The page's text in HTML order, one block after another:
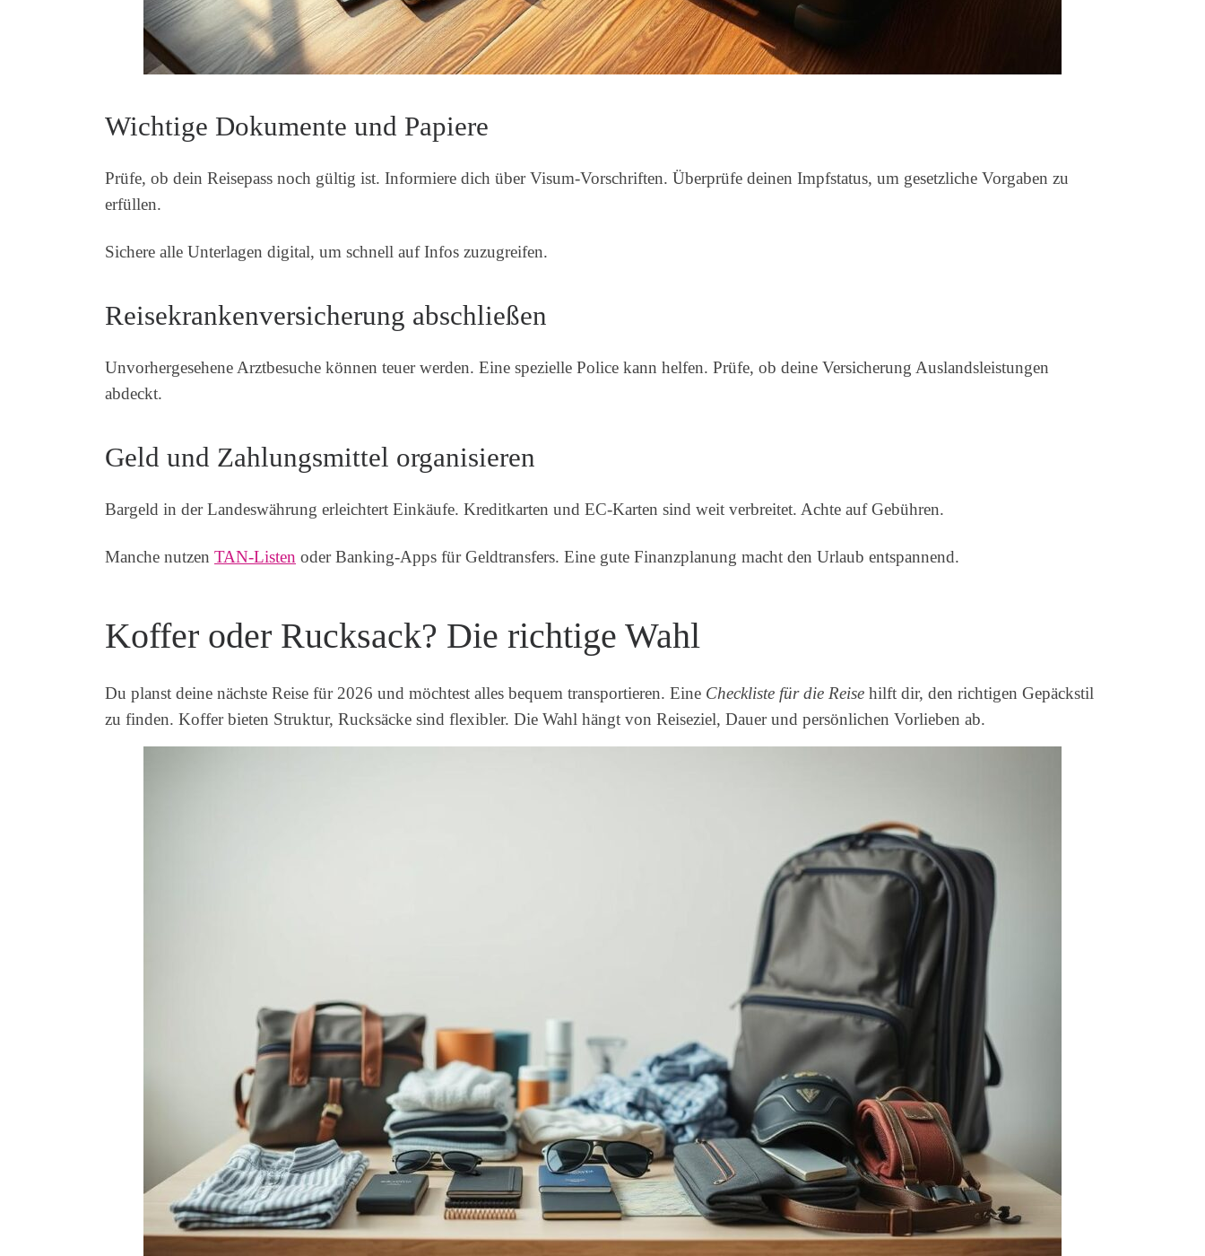
Wichtige Dokumente und Papiere
Prüfe, ob dein Reisepass noch gültig ist. Informiere dich über Visum-Vorschriften. Überprüfe deinen Impfstatus, um gesetzliche Vorgaben zu
erfüllen.
Sichere alle Unterlagen digital, um schnell auf Infos zuzugreifen.
Reisekrankenversicherung abschließen
Unvorhergesehene Arztbesuche können teuer werden. Eine spezielle Police kann helfen. Prüfe, ob deine Versicherung Auslandsleistungen
abdeckt.
Geld und Zahlungsmittel organisieren
Bargeld in der Landeswährung erleichtert Einkäufe. Kreditkarten und EC-Karten sind weit verbreitet. Achte auf Gebühren.
Manche nutzen TAN-Listen oder Banking-Apps für Geldtransfers. Eine gute Finanzplanung macht den Urlaub entspannend.
Koffer oder Rucksack? Die richtige Wahl
Du planst deine nächste Reise für 2026 und möchtest alles bequem transportieren. Eine Checkliste für die Reise hilft dir, den richtigen Gepäckstil
zu finden. Koffer bieten Struktur, Rucksäcke sind flexibler. Die Wahl hängt von Reiseziel, Dauer und persönlichen Vorlieben ab.